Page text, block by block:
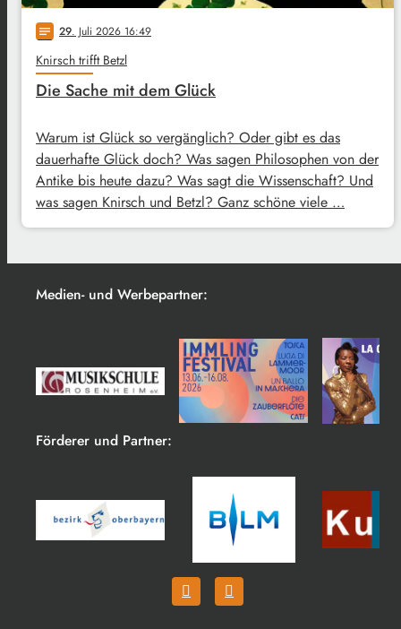
notes 29. Juli 2026 16:49
Knirsch trifft Betzl
Die Sache mit dem Glück
Warum ist Glück so vergänglich? Oder gibt es das
dauerhafte Glück doch? Was sagen Philosophen von der
Antike bis heute dazu? Was sagt die Wissenschaft? Und
was sagen Knirsch und Betzl? Ganz schöne viele …
Medien- und Werbepartner:
Förderer und Partner: